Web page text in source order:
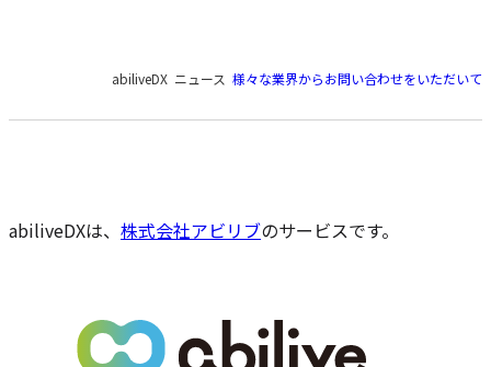
の
の
abiliveDX ニュース 様々な業界からお問い合わせをいただいて
abiliveDXは、 株式会社アビリブのサービスです。